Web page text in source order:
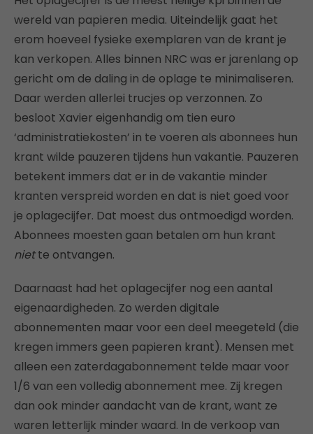
wereld van papieren media. Uiteindelijk gaat het
erom hoeveel fysieke exemplaren van de krant je
kan verkopen. Alles binnen NRC was er jarenlang op
gericht om de daling in de oplage te minimaliseren.
Daar werden allerlei trucjes op verzonnen. Zo
besloot Xavier eigenhandig om tien euro
‘administratiekosten’ in te voeren als abonnees hun
krant wilde pauzeren tijdens hun vakantie. Pauzeren
betekent immers dat er in de vakantie minder
kranten verspreid worden en dat is niet goed voor
je oplagecijfer. Dat moest dus ontmoedigd worden.
Abonnees moesten gaan betalen om hun krant
niette ontvangen.
Daarnaast had het oplagecijfer nog een aantal
eigenaardigheden. Zo werden digitale
abonnementen maar voor een deel meegeteld (die
kregen immers geen papieren krant). Mensen met
alleen een zaterdagabonnement telde maar voor
1/6 van een volledig abonnement mee. Zij kregen
dan ook minder aandacht van de krant, want ze
waren letterlijk minder waard. In de verkoop van